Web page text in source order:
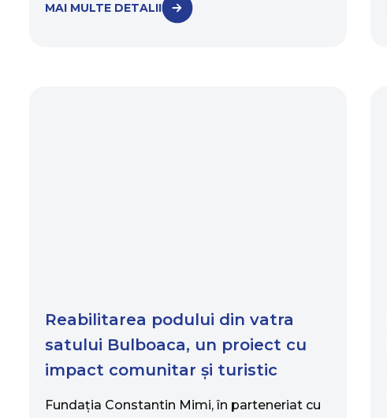
MAI MULTE DETALII
Reabilitarea podului din vatra
satului Bulboaca, un proiect cu
impact comunitar și turistic
Fundația Constantin Mimi, în parteneriat cu